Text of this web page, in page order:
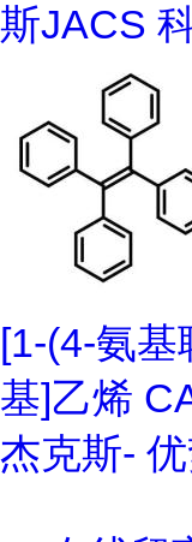
斯JACS
[1-(4-氨基
基]乙烯
杰克斯-